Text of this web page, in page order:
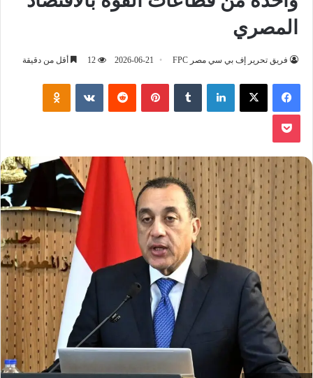
المصري
فريق تحرير إف بي سي مصر FPC 2026-06-21
12 أقل من دقيقة
فيسبوك ‫X لينكدإن بينتيريست